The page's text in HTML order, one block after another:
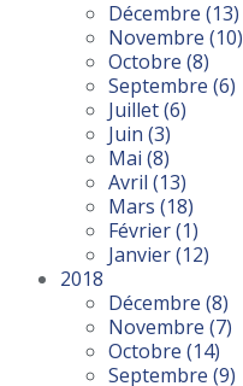
Décembre (13)
Novembre (10)
Octobre (8)
Septembre (6)
Juillet(6)
Juin (3)
Mai (8)
Avril (13)
Mars (18)
Février(1)
Janvier(12)
2018
Décembre (8)
Novembre (7)
Octobre (14)
Septembre (9)